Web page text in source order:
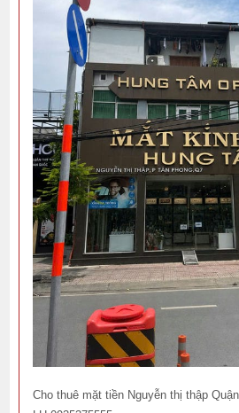
Cho thuê mặt tiền Nguyễn thị thập